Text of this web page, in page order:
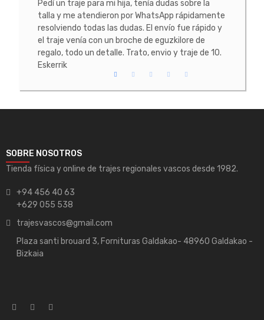
Pedí un traje para mi hija, tenía dudas sobre la
talla y me atendieron por WhatsApp rápidamente
resolviendo todas las dudas. El envío fue rápido y
el traje venía con un broche de eguzkilore de
regalo, todo un detalle. Trato, envio y traje de 10.
Eskerrik
SOBRE NOSOTROS
Tienda física y online de trajes regionales vascos desde 1982.
+94 456 40 63
+629 055 538
trajesvascos@gmail.com
Plaza santi brouard 3, Fornituras Galdakao- 48960 Galdakao -
Bizkaia